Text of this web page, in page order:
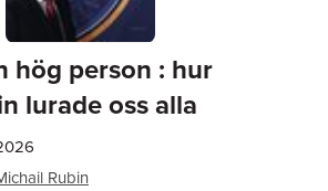
hög person : hur
lurade oss alla
Rubin